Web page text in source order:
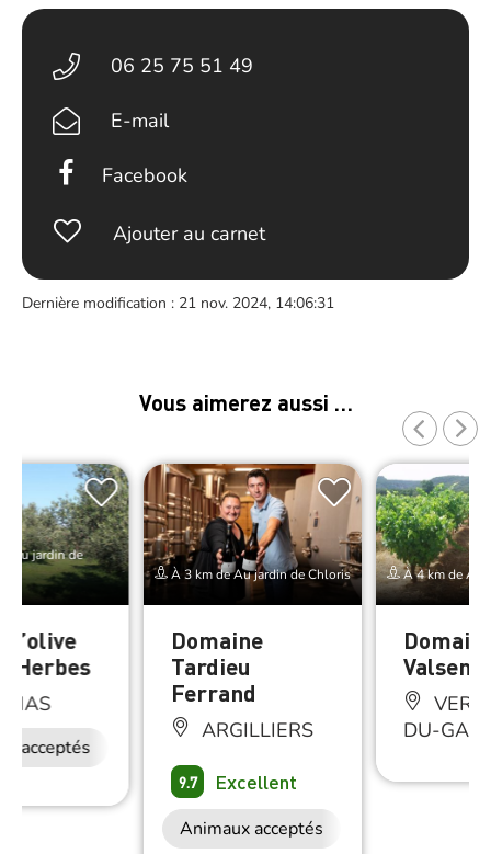
06 25 75 51 49
E-mail
Facebook
Ajouter au carnet
Dernière modification : 21 nov. 2024, 14:06:31
Vous aimerez aussi …
Au jardin de
Herbes
acceptés
À 3 km de Au jardin de Chloris
Domaine
Tardieu
Ferrand
ARGILLIERS
9.7 Excellent
Animaux acceptés
À 4 km de Au
DU-